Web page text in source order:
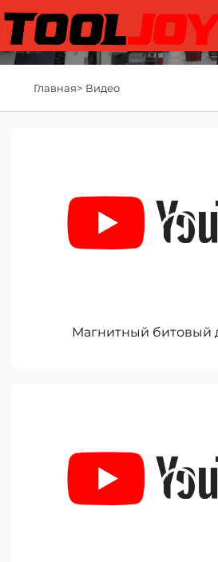
Главная> Видео
Магнитный битовый